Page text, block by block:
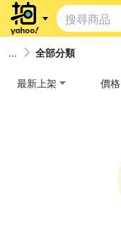
全部分類
最新上架 價格